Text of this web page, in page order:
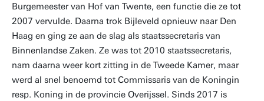
Burgemeester van Hof van Twente, een functie die ze tot
2007 vervulde. Daarna trok Bijleveld opnieuw naar Den
Haag en ging ze aan de slag als staatssecretaris van
Binnenlandse Zaken. Ze was tot 2010 staatssecretaris,
nam daarna weer kort zitting in de Tweede Kamer, maar
werd al snel benoemd tot Commissaris van de Koningin
resp. Koning in de provincie Overijssel. Sinds 2017 is